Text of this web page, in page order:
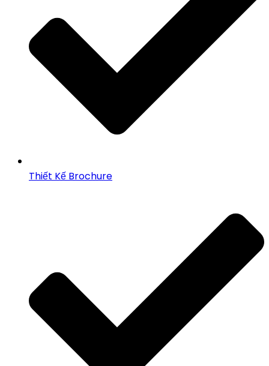
Thiết Kế Brochure